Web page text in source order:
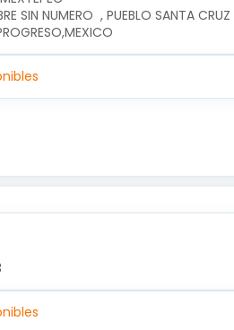
SIN NUMERO  , PUEBLO SANTA